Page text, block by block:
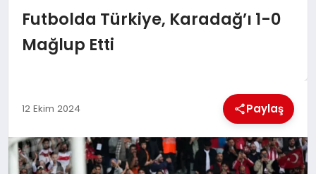
DÜNYA
EKONOMI
MAGAZIN
Futbolda Türkiye, Karadağ’ı 1-0
Mağlup Etti
12 Ekim 2024 Paylaş